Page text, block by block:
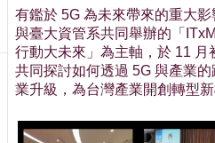
聯
絡
資
訊
訂
取
有鑑於 5G 為未來帶來的重大
與臺大資管系共同舉辦的「
行動大未來」為主軸，於 11 月
共同探討如何透過 5G 與產業
業升級，為台灣產業開創轉型新